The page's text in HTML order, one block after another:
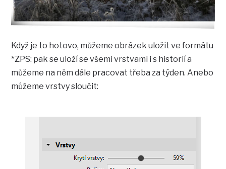
Když je to hotovo, můžeme obrázek uložit ve formátu
*ZPS: pak se uloží se všemi vrstvami i s historií a
můžeme na něm dále pracovat třeba za týden. Anebo
můžeme vrstvy sloučit: